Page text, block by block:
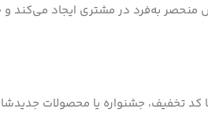
منحصر به‌فرد در مشتری ایجاد می‌کند
تخفیف، جشنواره یا محصولات